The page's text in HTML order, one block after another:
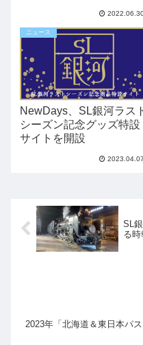
ニュース
NewDays、SL銀河ラス
シーズン記念グッズ特設
サイトを開設
2023.04.07
SL
る
2023年「北海道＆東日本パ